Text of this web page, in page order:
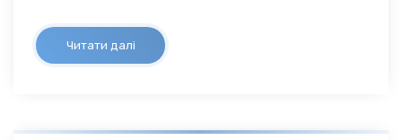
Читати далі